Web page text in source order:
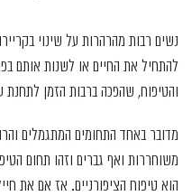
נשים רבות מהרהרות על שינוי
להתחיל את החיים או לשנות אותם
והטיפוח, שהפכה ברבות הזמן
מדובר באחד התחומים המתגמלים
משוחררות ואף גברים וזהו תחום
הוא טיפוח הציפורניים. אז אם את